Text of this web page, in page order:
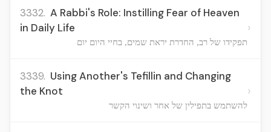
3332. A Rabbi's Role: Instilling Fear of Heaven
in Daily Life
תפקידו של רב, החדרת יראת שמים, בחיי היום יום
›
3339. Using Another's Tefillin and Changing
the Knot
להשתמש בתפילין של אחר ושינוי הקשר
›